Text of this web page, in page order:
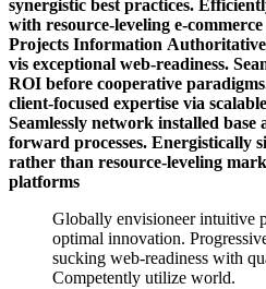
synergistic best practices.
with resource-leveling e-
Projects Information
vis exceptional web-readiness.
ROI before cooperative
client-focused expertise via
Seamlessly network installed base
forward processes. Energistically
rather than resource-leveling
platforms
Globally envisioneer intuitive
optimal innovation.
sucking web-readiness with
Competently utilize world.